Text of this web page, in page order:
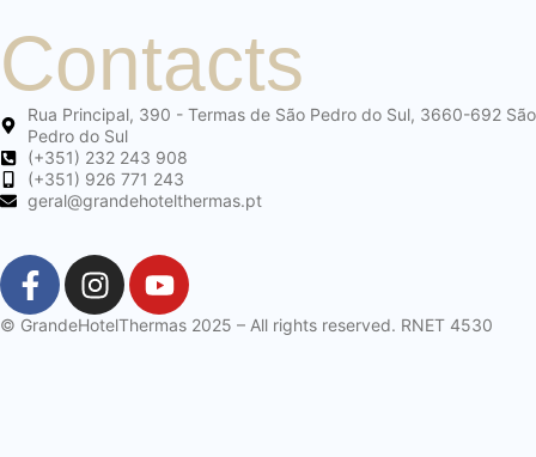
Contacts
Rua Principal, 390 - Termas de São Pedro do Sul, 3660-692 São
Pedro do Sul
(+351) 232 243 908
(+351) 926 771 243
geral@grandehotelthermas.pt
© GrandeHotelThermas 2025 – All rights reserved. RNET 4530